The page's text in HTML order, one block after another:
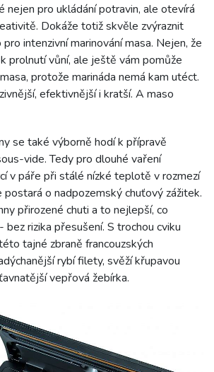
nejen pro ukládání potravin, ale otevírá
Dokáže totiž skvěle zvýraznit
intenzivní marinování masa. Nejen, že
prolnutí vůní, ale ještě vám pomůže
protože marináda nemá kam utéct.
efektivnější i kratší. A maso
se také výborně hodí k přípravě
vide. Tedy pro dlouhé vaření
v páře při stálé nízké teplotě v rozmezí
o nadpozemský chuťový zážitek.
přirozené chuti a to nejlepší, co
bez rizika přesušení. S trochou cviku
tajné zbraně francouzských
rybí filety, svěží křupavou
vepřová žebírka.